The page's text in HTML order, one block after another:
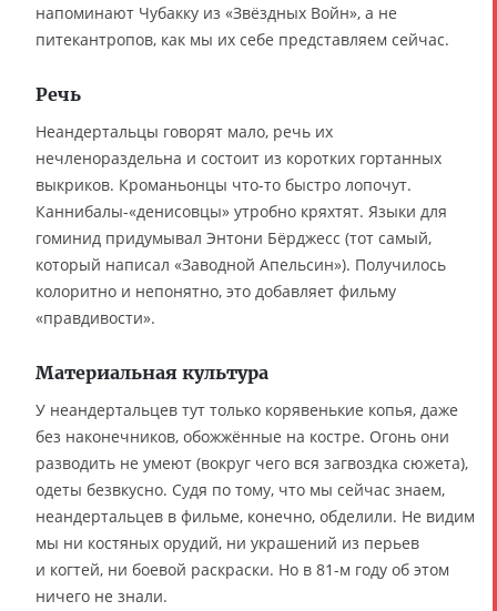
напоминают Чубакку из «Звёздных Войн», а не
питекантропов, как мы их себе представляем сейчас.
Речь
Неандертальцы говорят мало, речь их
нечленораздельна и состоит из коротких гортанных
выкриков. Кроманьонцы что-то быстро лопочут.
Каннибалы-«денисовцы» утробно кряхтят. Языки для
гоминид придумывал Энтони Бёрджесс (тот самый,
который написал «Заводной Апельсин»). Получилось
колоритно и непонятно, это добавляет фильму
«правдивости».
Материальная культура
У неандертальцев тут только корявенькие копья, даже
без наконечников, обожжённые на костре. Огонь они
разводить не умеют (вокруг чего вся загвоздка сюжета),
одеты безвкусно. Судя по тому, что мы сейчас знаем,
неандертальцев в фильме, конечно, обделили. Не видим
мы ни костяных орудий, ни украшений из перьев
и когтей, ни боевой раскраски. Но в 81-м году об этом
ничего не знали.